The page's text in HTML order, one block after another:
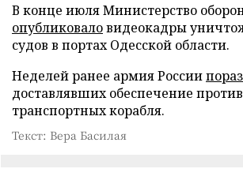
В конце июля Министерство
опубликоваловидеокадры
судов в портах Одесской области.
Неделей ранее армия России
доставлявших обеспечение
транспортных корабля.
Текст: Вера Басилая